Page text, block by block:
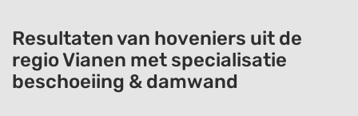
Resultaten van hoveniers uit de
regio Vianen met specialisatie
beschoeiing & damwand